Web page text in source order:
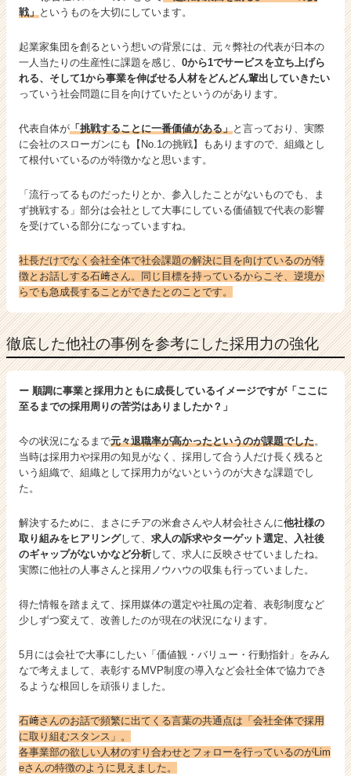
戦」というものを大切にしています。
起業家集団を創るという想いの背景には、元々弊社の代表が日本の
一人当たりの生産性に課題を感じ、 0から1でサービスを立ち上げら
れる、そして1から事業を伸ばせる人材をどんどん輩出していきたい
っていう社会問題に目を向けていたというのがあります。
代表自体が「挑戦することに一番価値がある」と言っており、実際
に会社のスローガンにも【No.1の挑戦】もありますので、組織とし
て根付いているのが特徴かなと思います。
「流行ってるものだったりとか、参入したことがないものでも、ま
ず挑戦する」部分は会社として大事にしている価値観で代表の影響
を受けている部分になっていますね。
社長だけでなく会社全体で社会課題の解決に目を向けているのが特
徴とお話しする石﨑さん。同じ目標を持っているからこそ、逆境か
らでも急成長することができたとのことです。
徹底した他社の事例を参考にした採用力の強化
ー 順調に事業と採用力ともに成長しているイメージですが「ここに
至るまでの採用周りの苦労はありましたか？」
今の状況になるまで元々退職率が高かったというのが課題でした。
当時は採用力や採用の知見がなく、採用して合う人だけ長く残ると
いう組織で、組織として採用力がないというのが大きな課題でし
た。
解決するために、まさにチアの米倉さんや人材会社さんに他社様の
取り組みをヒアリングして、 求人の訴求やターゲット選定、入社後
のギャップがないかなど分析して、求人に反映させていましたね。
実際に他社の人事さんと採用ノウハウの収集も行っていました。
得た情報を踏まえて、採用媒体の選定や社風の定着、表彰制度など
少しずつ変えて、改善したのが現在の状況になります。
5月には会社で大事にしたい「価値観・バリュー・行動指針」をみん
なで考えまして、表彰するMVP制度の導入など会社全体で協力でき
るような根回しを頑張りました。
石﨑さんのお話で頻繁に出てくる言葉の共通点は「会社全体で採用
に取り組むスタンス」。
各事業部の欲しい人材のすり合わせとフォローを行っているのがLim
eさんの特徴のように見えました。